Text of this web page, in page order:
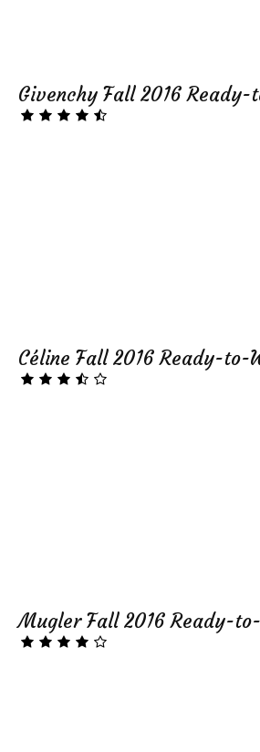
Givenchy Fall 2016
Céline Fall 2016 Ready-to-
Mugler Fall 2016 Ready-